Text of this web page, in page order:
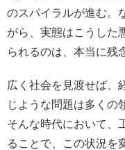
のスパイラルが進む。
がら、実態はこうした
られるのは、本当に残
広く社会を見渡せば、
じような問題は多くの
そんな時代において、
ることで、この状況を